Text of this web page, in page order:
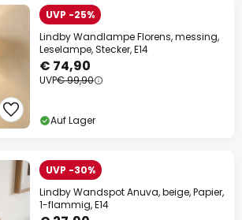
UVP -25%
Lindby Wandlampe Florens, messing,
Leselampe, Stecker, E14
€ 74,90
UVP€ 99,90
Auf Lager
UVP -30%
Lindby Wandspot Anuva, beige, Papier,
1-flammig, E14